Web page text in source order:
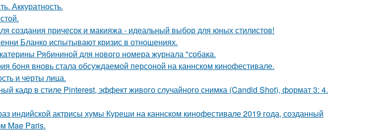
Аккуратность.
создания причесок и макияжа - идеальный выбор для юных стилистов!
Бланко испытывают кризис в отношениях.
Рябининой для нового номера журнала "собака.
боня вновь стала обсуждаемой персоной на каннском кинофестивале.
и черты лица.
кадр в стиле Pinterest, эффект живого случайного снимка (Candid Shot), формат 3: 4.
индийской актрисы хумы Куреши на каннском кинофестивале 2019 года, созданный
Mae Paris.